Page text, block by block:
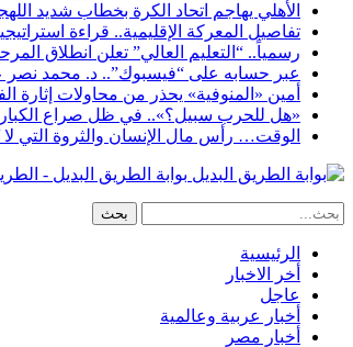
الأهلي يهاجم اتحاد الكرة بخطاب شديد
تفاصيل المعركة الإقليمية.. قراءة
رسمياً.. “التعليم العالي” تعلن انطلاق المرحلة الأولى لتنسيق الجامعات 2026 الأربعاء المقبل ننشر
عبر حسابه على “فيسبوك”.. د. محمد نصر
أمين «المنوفية» يحذر من محاولات إثارة
«هل للحرب سبيل؟».. في ظل صراع الكبار
الوقت… رأس مال الإنسان والثروة التي
بوابة الطريق البديل -
الرئيسية
أخر الاخبار
عاجل
أخبار عربية وعالمية
أخبار مصر